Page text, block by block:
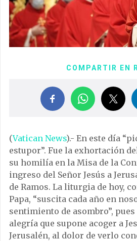
COMPARTIR EN
(Vatican News).- En este día
estupor”. Fue la exhortación
su homilía en la Misa de la
ingreso del Señor Jesús a
de Ramos. La liturgia de hoy,
Papa, “suscita cada año en
sentimiento de asombro”, pues
alegría que supone acoger a
Jerusalén, al dolor de verlo